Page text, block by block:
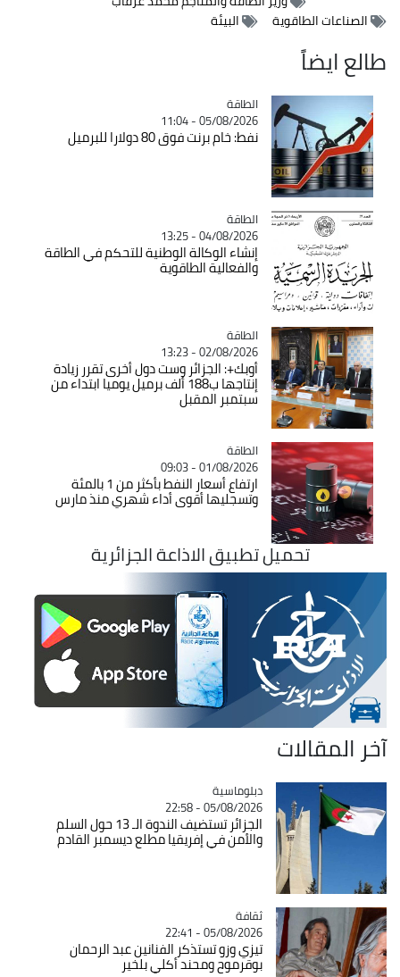
الصناعات الطاقوية
البيئة
طالع ايضاً
Catégorie
الطاقة
05/08/2026 - 11:04
نفط: خام برنت فوق 80 دولارا للبرميل
Catégorie
الطاقة
04/08/2026 - 13:25
إنشاء الوكالة الوطنية للتحكم في الطاقة
والفعالية الطاقوية
Catégorie
الطاقة
02/08/2026 - 13:23
أوبك+: الجزائر وست دول أخرى تقرر زيادة
إنتاجها ب188 ألف برميل يوميا ابتداء من
سبتمبر المقبل
Catégorie
الطاقة
01/08/2026 - 09:03
ارتفاع أسعار النفط بأكثر من 1 بالمئة
وتسجليها أقوى أداء شهري منذ مارس
تحميل تطبيق الاذاعة الجزائرية
آخر المقالات
Catégorie
دبلوماسية
05/08/2026 - 22:58
الجزائر تستضيف الندوة الـ 13 حول السلم
والأمن في إفريقيا مطلع ديسمبر القادم
Catégorie
ثقافة
05/08/2026 - 22:41
تيزي وزو تستذكر الفنانين عبد الرحمان
بوقرموح ومحند أكلي بلخير